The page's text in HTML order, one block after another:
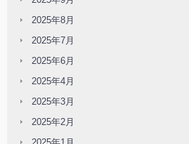
2025年8月
2025年7月
2025年6月
2025年4月
2025年3月
2025年2月